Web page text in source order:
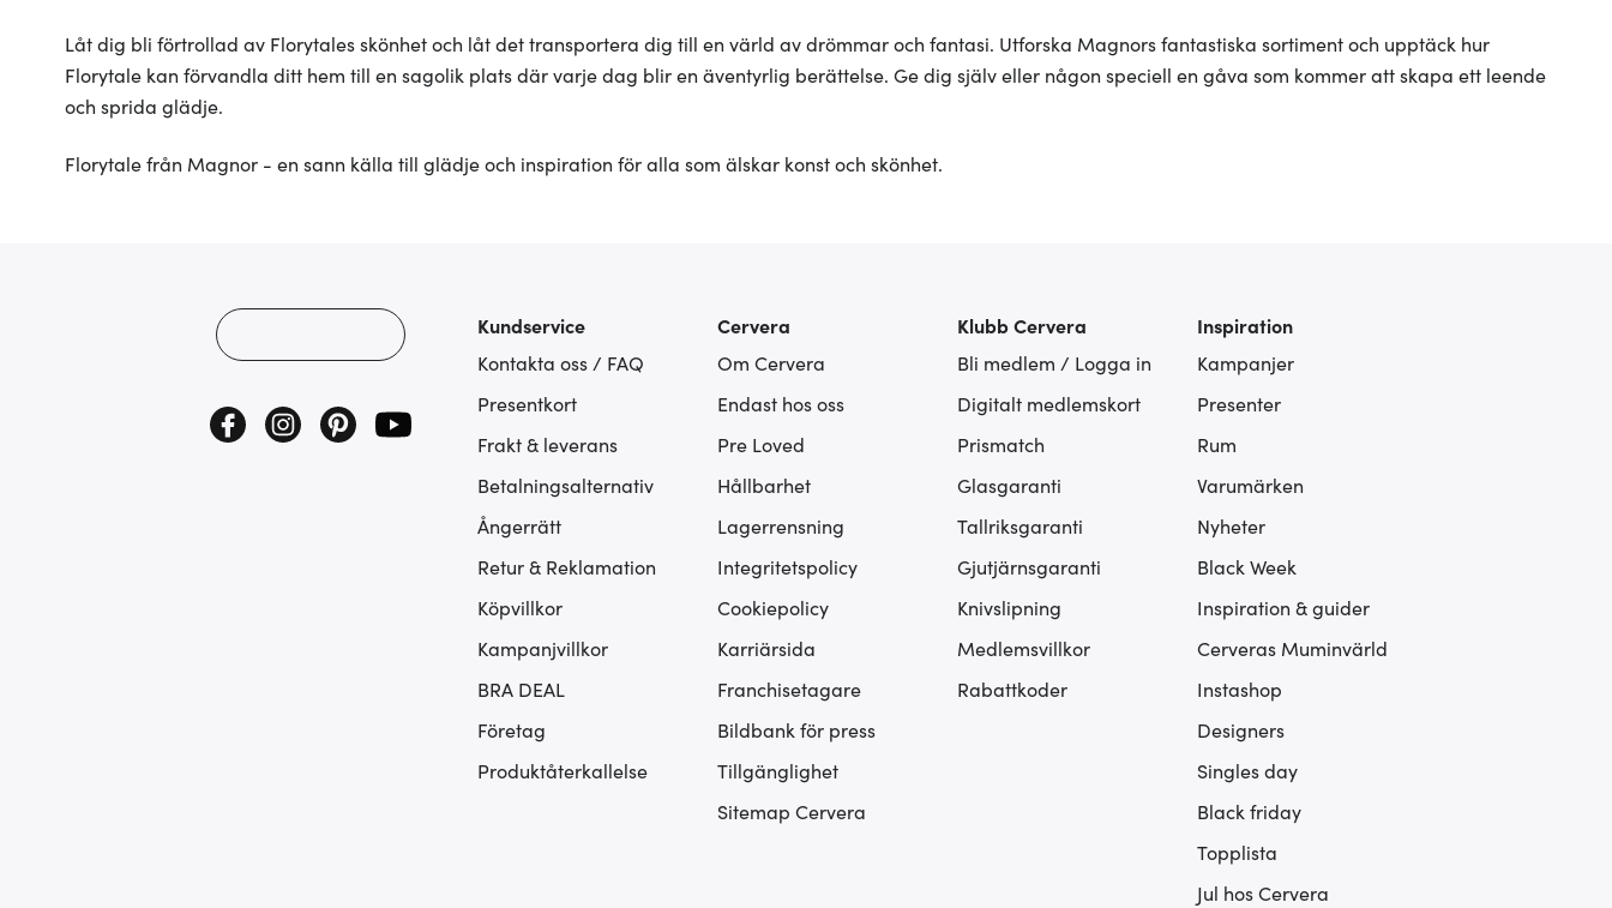
Låt dig bli förtrollad av Florytales skönhet och låt det transportera dig till en värld av drömmar och fantasi. Utforska Magnors fantastiska sortiment och upptäck hur
Florytale kan förvandla ditt hem till en sagolik plats där varje dag blir en äventyrlig berättelse. Ge dig själv eller någon speciell en gåva som kommer att skapa ett leende
och sprida glädje.
Florytale från Magnor - en sann källa till glädje och inspiration för alla som älskar konst och skönhet.
Kundservice
Kontakta oss / FAQ
Presentkort
Frakt & leverans
Betalningsalternativ
Ångerrätt
Retur & Reklamation
Köpvillkor
Kampanjvillkor
BRA DEAL
Företag
Produktåterkallelse
Cervera
Om Cervera
Endast hos oss
Pre Loved
Hållbarhet
Lagerrensning
Integritetspolicy
Cookiepolicy
Karriärsida
Franchisetagare
Bildbank för press
Tillgänglighet
Sitemap Cervera
Klubb Cervera
Bli medlem / Logga in
Digitalt medlemskort
Prismatch
Glasgaranti
Tallriksgaranti
Gjutjärnsgaranti
Knivslipning
Medlemsvillkor
Rabattkoder
Inspiration
Kampanjer
Presenter
Rum
Varumärken
Nyheter
Black Week
Inspiration & guider
Cerveras Muminvärld
Instashop
Designers
Singles day
Black friday
Topplista
Jul hos Cervera